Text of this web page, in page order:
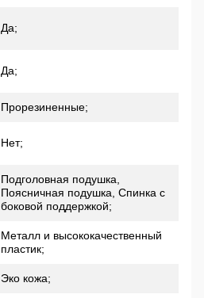
Да;
Да;
Прорезиненные;
Нет;
Подголовная подушка,
Поясничная подушка, Спинка с
боковой поддержкой;
Металл и высококачественный
пластик;
Эко кожа;